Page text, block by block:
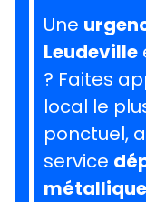
Une
Leudeville
? Faites
local le
ponctuel,
service
métallique